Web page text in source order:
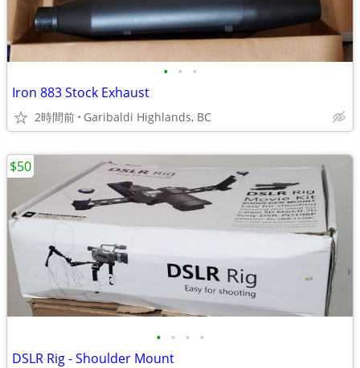
• • •
Iron 883 Stock Exhaust
2時間前 Garibaldi Highlands, BC
• • • •
DSLR Rig - Shoulder Mount
$50